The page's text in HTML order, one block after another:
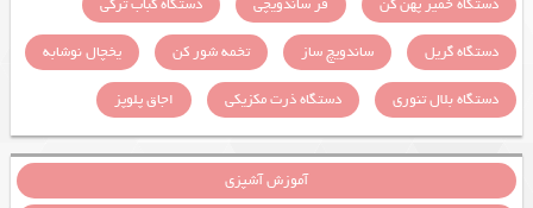
دستگاه گریل
ساندویچ ساز تخمه شور کن
یخچال نوشابه
دستگاه بلال تنوری
دستگاه ذرت مکزیکی اجاق پلوپز
آموزش آشپزی